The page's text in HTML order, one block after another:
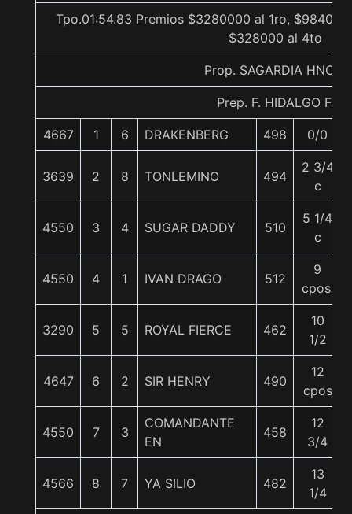
Tpo.01:54.83 Premios $3280000 al 1ro,
$328000 al 4to
Prop. SAGARDIA HNOS.
Prep. F. HIDALGO F.
4667 1 6 DRAKENBERG 498 0/0
3639 2 8 TONLEMINO 494
2 3/4
c
4550 3 4 SUGAR DADDY 510
5 1/4
c
4550 4 1 IVAN DRAGO 512
9
cpos.
3290 5 5 ROYAL FIERCE 462
10
1/2
4647 6 2 SIR HENRY 490
12
cpos
4550 7 3
COMANDANTE
EN
458
12
3/4
4566 8 7 YA SILIO 482
13
1/4